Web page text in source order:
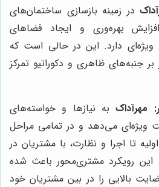
در زمینه بازسازی ساختمان‌های
بهره‌وری و ایجاد فضاهای
دارد. این در حالی است که
بر جنبه‌های ظاهری و دکوراتیو تمرکز
مهرآداکبه نیازها و خواسته‌های
ویژه‌ای می‌دهد و در تمامی مراحل
تا اجرا و نظارت، با مشتریان در
این رویکرد مشتری‌محور باعث شده
بالایی را در بین مشتریان خود